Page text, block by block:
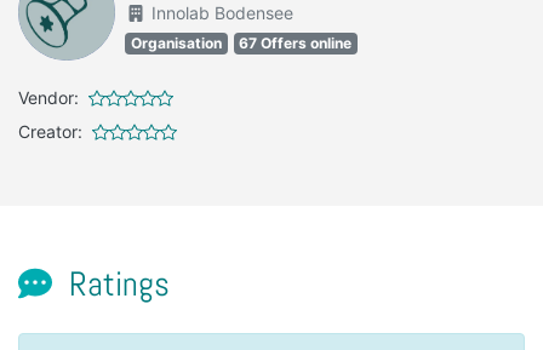
Innolab Bodensee
Organisation 67 Offers online
Vendor:
Creator:
Ratings